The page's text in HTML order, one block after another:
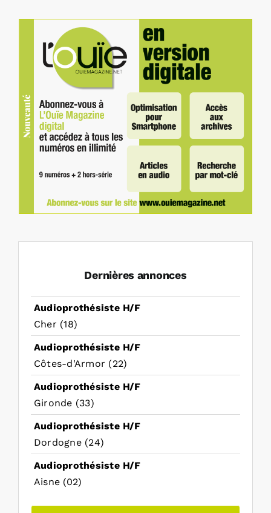
Dernières annonces
Audioprothésiste H/F
Cher (18)
Audioprothésiste H/F
Côtes-d'Armor (22)
Audioprothésiste H/F
Gironde (33)
Audioprothésiste H/F
Dordogne (24)
Audioprothésiste H/F
Aisne (02)